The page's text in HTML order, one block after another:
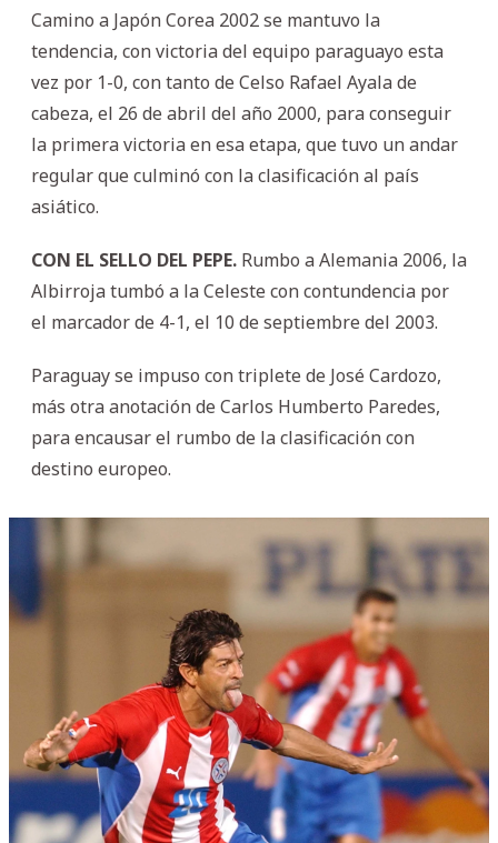
Camino a Japón Corea 2002 se mantuvo la
tendencia, con victoria del equipo paraguayo esta
vez por 1-0, con tanto de Celso Rafael Ayala de
cabeza, el 26 de abril del año 2000, para conseguir
la primera victoria en esa etapa, que tuvo un andar
regular que culminó con la clasificación al país
asiático.
CON EL SELLO DEL PEPE. Rumbo a Alemania 2006, la
Albirroja tumbó a la Celeste con contundencia por
el marcador de 4-1, el 10 de septiembre del 2003.
Paraguay se impuso con triplete de José Cardozo,
más otra anotación de Carlos Humberto Paredes,
para encausar el rumbo de la clasificación con
destino europeo.